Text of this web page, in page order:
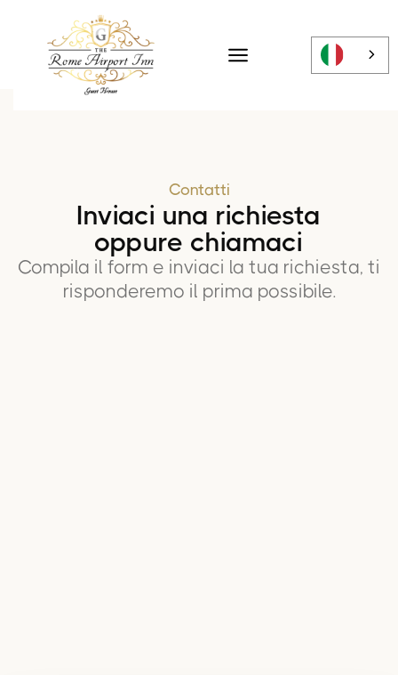
Contatti
Inviaci una richiesta
oppure chiamaci
Compila il form e inviaci la tua richiesta, ti
risponderemo il prima possibile.